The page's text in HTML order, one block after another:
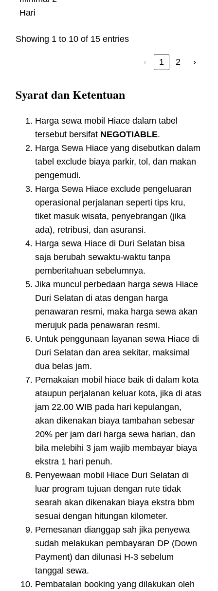
Hari
Showing 1 to 10 of 15 entries
‹ 1 2 ›
Syarat dan Ketentuan
Harga sewa mobil Hiace dalam tabel
tersebut bersifat NEGOTIABLE.
Harga Sewa Hiace yang disebutkan dalam
tabel exclude biaya parkir, tol, dan makan
pengemudi.
Harga Sewa Hiace exclude pengeluaran
operasional perjalanan seperti tips kru,
tiket masuk wisata, penyebrangan (jika
ada), retribusi, dan asuransi.
Harga sewa Hiace di Duri Selatan bisa
saja berubah sewaktu-waktu tanpa
pemberitahuan sebelumnya.
Jika muncul perbedaan harga sewa Hiace
Duri Selatan di atas dengan harga
penawaran resmi, maka harga sewa akan
merujuk pada penawaran resmi.
Untuk penggunaan layanan sewa Hiace di
Duri Selatan dan area sekitar, maksimal
dua belas jam.
Pemakaian mobil hiace baik di dalam kota
ataupun perjalanan keluar kota, jika di atas
jam 22.00 WIB pada hari kepulangan,
akan dikenakan biaya tambahan sebesar
20% per jam dari harga sewa harian, dan
bila melebihi 3 jam wajib membayar biaya
ekstra 1 hari penuh.
Penyewaan mobil Hiace Duri Selatan di
luar program tujuan dengan rute tidak
searah akan dikenakan biaya ekstra bbm
sesuai dengan hitungan kilometer.
Pemesanan dianggap sah jika penyewa
sudah melakukan pembayaran DP (Down
Payment) dan dilunasi H-3 sebelum
tanggal sewa.
Pembatalan booking yang dilakukan oleh